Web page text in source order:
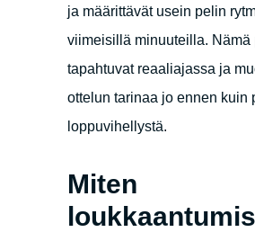
ja määrittävät usein pelin
viimeisillä minuuteilla. Nämä
tapahtuvat reaaliajassa ja
ottelun tarinaa jo ennen kuin
loppuvihellystä.
Miten